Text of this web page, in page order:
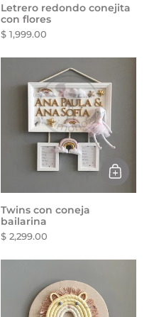
Letrero redondo conejita
con flores
$ 1,999.00
Twins con coneja
bailarina
$ 2,299.00